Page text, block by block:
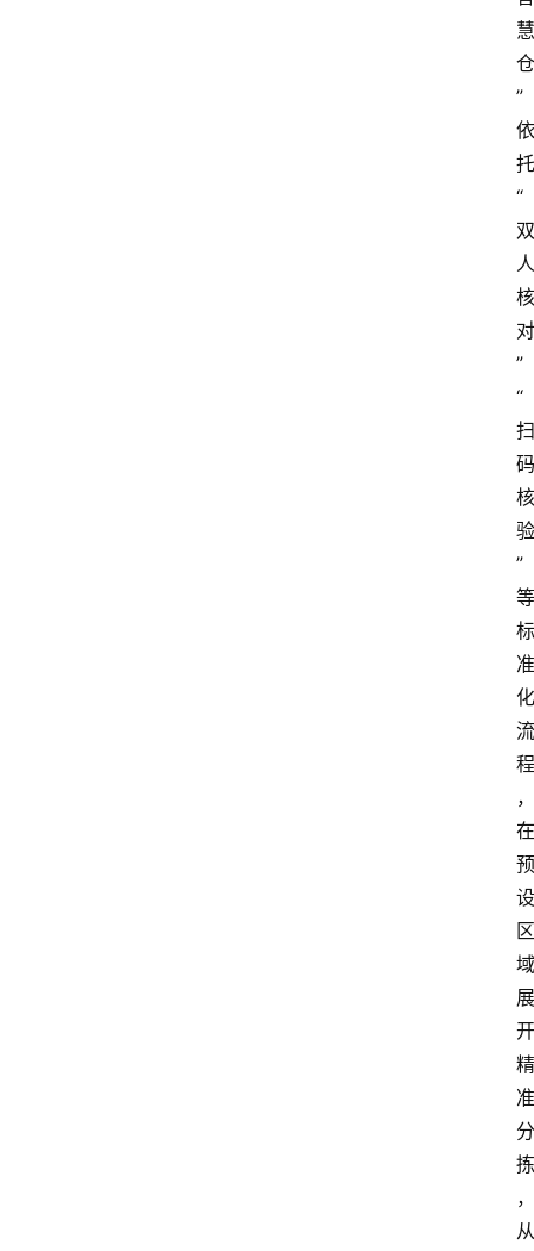
慧
仓
”
依
托
“
双
人
核
对
”
“
扫
码
核
验
”
等
标
准
化
流
程
，
在
预
设
区
域
展
开
精
准
分
拣
，
从